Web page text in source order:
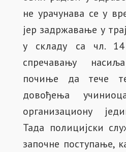
не урачунава се у
јер задржавање у
у складу са чл.
спречавању
почиње да тече
довођења
организациону
Тада полицијски
започне поступање,